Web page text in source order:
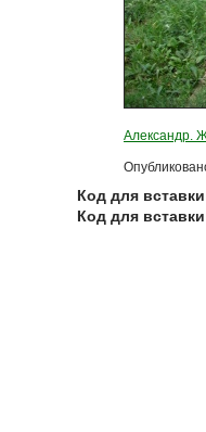
Александр.
Код для
Код для